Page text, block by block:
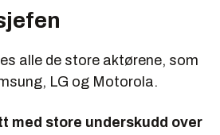
alle de store aktørene, som
LG og Motorola.
med store underskudd over